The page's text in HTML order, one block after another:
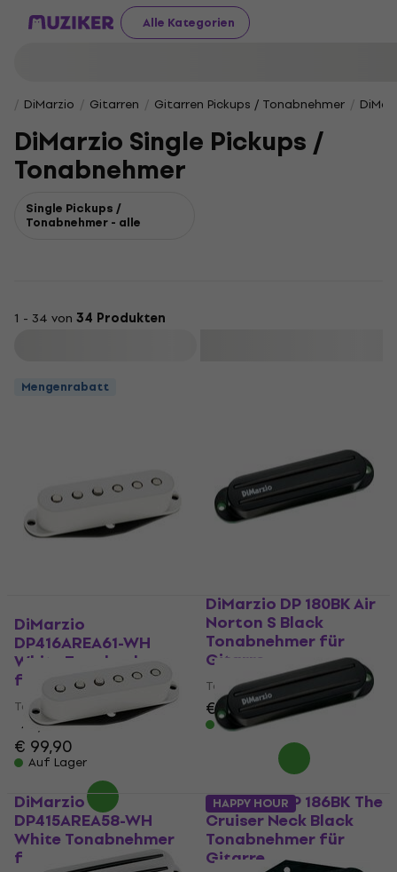
Alle Kategorien
DiMarzio Gitarren Gitarren Pickups / Tonabnehmer
DiMarzio Single Pickups /
Tonabnehmer
Single Pickups /
Tonabnehmer - alle
1 - 34 von 34 Produkten
Mengenrabatt
DiMarzio
DP416AREA61-WH
White Tonabnehmer
für Gitarre
Tonabnehmer für Gitarre
4,9/5
€ 99,90
Auf Lager
DiMarzio DP 180BK Air
Norton S Black
Tonabnehmer für
Gitarre
Tonabnehmer für Gitarre
€ 110€ 113
Auf Lager
DiMarzio
DP415AREA58-WH
White Tonabnehmer
für Gitarre
DiMarzio DP 186BK The
Cruiser Neck Black
Tonabnehmer für
Gitarre
HAPPY HOUR